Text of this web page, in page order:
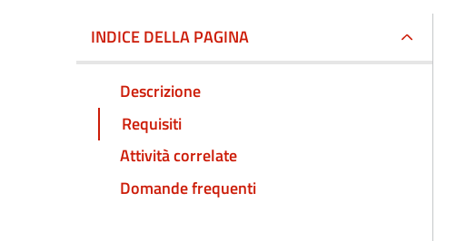
INDICE DELLA PAGINA
Descrizione
Requisiti
Attività correlate
Domande frequenti